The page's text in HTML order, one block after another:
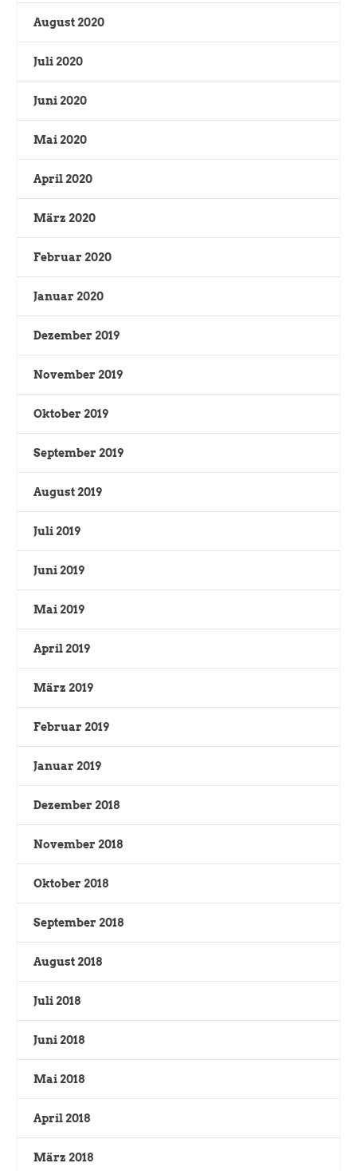
August 2020
Juli 2020
Juni 2020
Mai 2020
April 2020
März 2020
Februar 2020
Januar 2020
Dezember 2019
November 2019
Oktober 2019
September 2019
August 2019
Juli 2019
Juni 2019
Mai 2019
April 2019
März 2019
Februar 2019
Januar 2019
Dezember 2018
November 2018
Oktober 2018
September 2018
August 2018
Juli 2018
Juni 2018
Mai 2018
April 2018
März 2018